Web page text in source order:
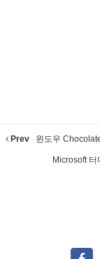
Prev 윈도우
Microsoft